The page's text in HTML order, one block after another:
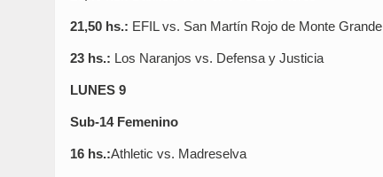
21,50 hs.: EFIL vs. San Martín Rojo de Monte Grande
23 hs.: Los Naranjos vs. Defensa y Justicia
LUNES 9
Sub-14 Femenino
16 hs.:Athletic vs. Madreselva